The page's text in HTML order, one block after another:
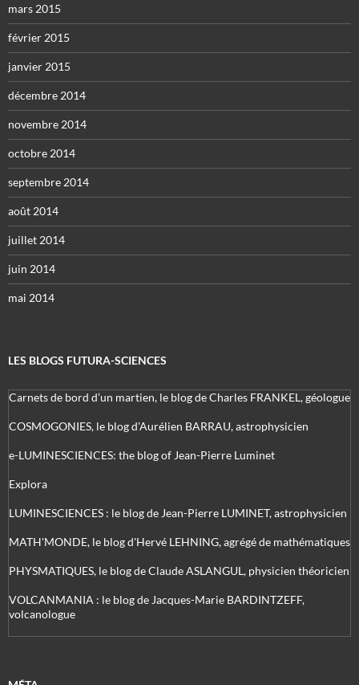
mars 2015
février 2015
janvier 2015
décembre 2014
novembre 2014
octobre 2014
septembre 2014
août 2014
juillet 2014
juin 2014
mai 2014
LES BLOGS FUTURA-SCIENCES
Carnets de bord d’un martien, le blog de Charles FRANKEL, géologue
COSMOGONIES, le blog d'Aurélien BARRAU, astrophysicien
e-LUMINESCIENCES: the blog of Jean-Pierre Luminet
Explora
LUMINESCIENCES : le blog de Jean-Pierre LUMINET, astrophysicien
MATH'MONDE, le blog d'Hervé LEHNING, agrégé de mathématiques
PHYSMATIQUES, le blog de Claude ASLANGUL, physicien théoricien
VOLCANMANIA : le blog de Jacques-Marie BARDINTZEFF,
volcanologue